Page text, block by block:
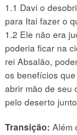
1.1 Davi o
para Itai fazer o
1.2 Ele não era
poderia ficar na
rei Absalão,
os benefícios
abrir mão de seu
pelo deserto
Transição: Além